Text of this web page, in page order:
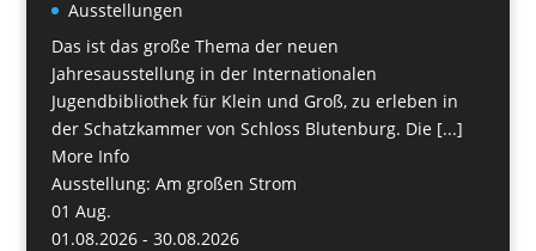
Ausstellungen
Das ist das große Thema der neuen
Jahresausstellung in der Internationalen
Jugendbibliothek für Klein und Groß, zu erleben in
der Schatzkammer von Schloss Blutenburg. Die [...]
More Info
Ausstellung: Am großen Strom
01 Aug.
01.08.2026 - 30.08.2026